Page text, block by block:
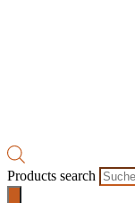
Products search